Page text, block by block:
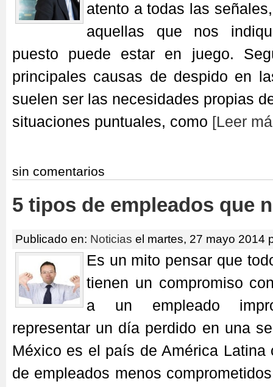
atento a todas las
aquellas que nos
puesto puede estar en juego.
principales causas de despido en
suelen ser las necesidades propias
situaciones puntuales, como [Leer
sin comentarios
5 tipos de empleados que
Publicado en: Noticias el martes, 27 mayo 2014
Es un mito pensar que
tienen un compromiso
a un empleado
representar un día perdido en una
México es el país de América Latina
de empleados menos